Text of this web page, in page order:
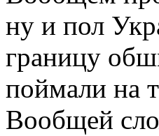
ну и пол
границу
поймали на
Вообщей